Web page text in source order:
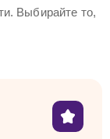
Выбирайте то,